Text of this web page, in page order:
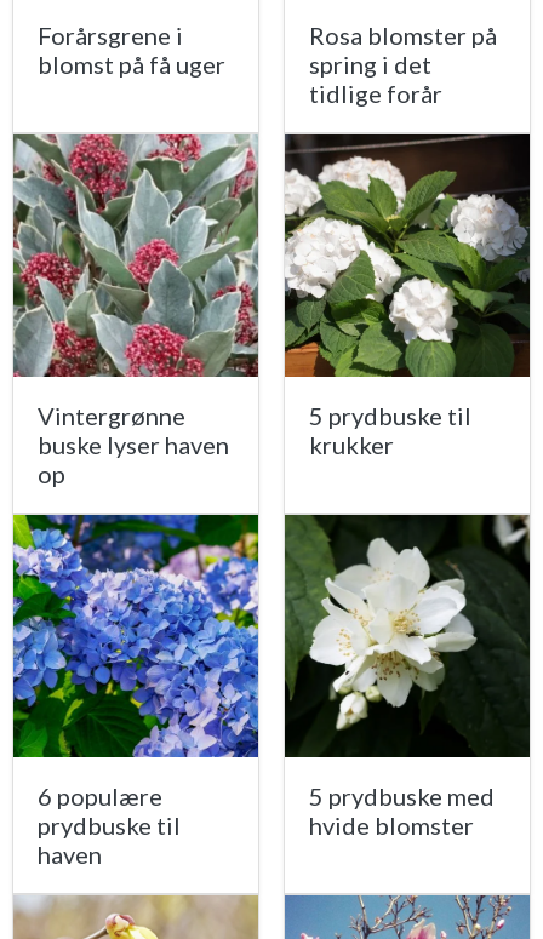
Forårsgrene i
blomst på få uger
Rosa blomster på
spring i det
tidlige forår
Vintergrønne
buske lyser haven
op
5 prydbuske til
krukker
6 populære
prydbuske til
haven
5 prydbuske med
hvide blomster